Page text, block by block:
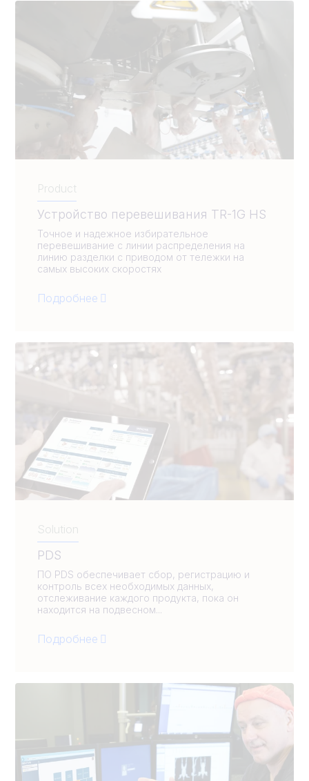
Product
Устройство перевешивания TR-1G HS
Точное и надежное избирательное
перевешивание с линии распределения на
линию разделки с приводом от тележки на
самых высоких скоростях
Подробнее
Solution
PDS
ПО PDS обеспечивает сбор, регистрацию и
контроль всех необходимых данных,
отслеживание каждого продукта, пока он
находится на подвесном...
Подробнее